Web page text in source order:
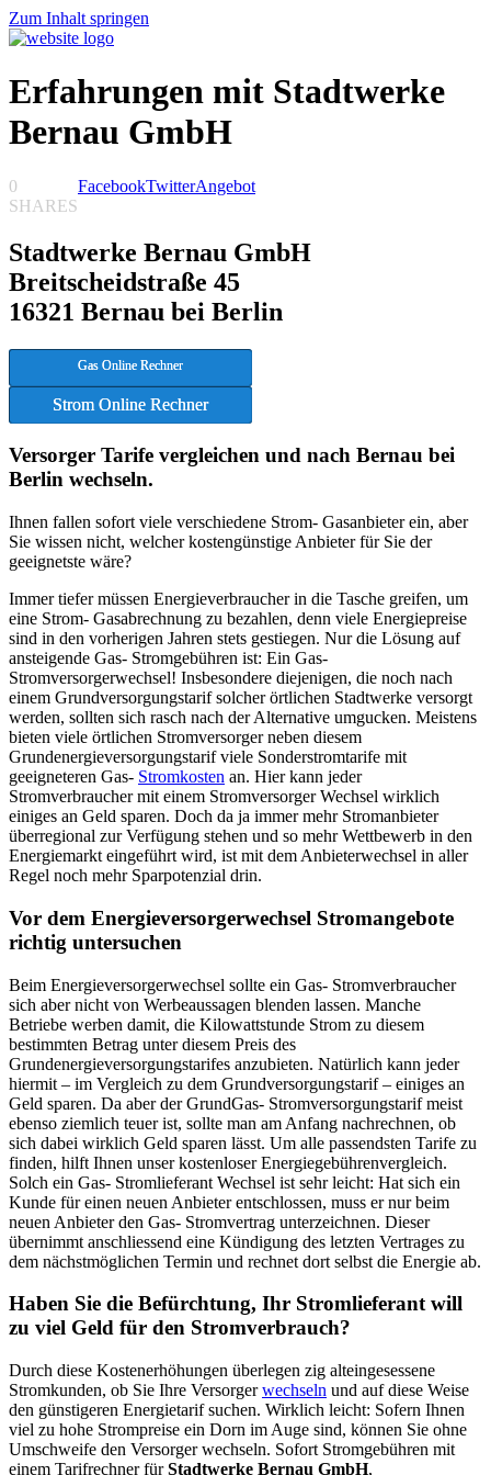
Zum Inhalt springen
Erfahrungen mit Stadtwerke
Bernau GmbH
0
SHARES
FacebookTwitterAngebot
Stadtwerke Bernau GmbH
Breitscheidstraße 45
16321 Bernau bei Berlin
Gas Online Rechner
Strom Online Rechner
Versorger Tarife vergleichen und nach Bernau bei
Berlin wechseln.
Ihnen fallen sofort viele verschiedene Strom- Gasanbieter ein, aber
Sie wissen nicht, welcher kostengünstige Anbieter für Sie der
geeignetste wäre?
Immer tiefer müssen Energieverbraucher in die Tasche greifen, um
eine Strom- Gasabrechnung zu bezahlen, denn viele Energiepreise
sind in den vorherigen Jahren stets gestiegen. Nur die Lösung auf
ansteigende Gas- Stromgebühren ist: Ein Gas-
Stromversorgerwechsel! Insbesondere diejenigen, die noch nach
einem Grundversorgungstarif solcher örtlichen Stadtwerke versorgt
werden, sollten sich rasch nach der Alternative umgucken. Meistens
bieten viele örtlichen Stromversorger neben diesem
Grundenergieversorgungstarif viele Sonderstromtarife mit
geeigneteren Gas- Stromkosten an. Hier kann jeder
Stromverbraucher mit einem Stromversorger Wechsel wirklich
einiges an Geld sparen. Doch da ja immer mehr Stromanbieter
überregional zur Verfügung stehen und so mehr Wettbewerb in den
Energiemarkt eingeführt wird, ist mit dem Anbieterwechsel in aller
Regel noch mehr Sparpotenzial drin.
Vor dem Energieversorgerwechsel Stromangebote
richtig untersuchen
Beim Energieversorgerwechsel sollte ein Gas- Stromverbraucher
sich aber nicht von Werbeaussagen blenden lassen. Manche
Betriebe werben damit, die Kilowattstunde Strom zu diesem
bestimmten Betrag unter diesem Preis des
Grundenergieversorgungstarifes anzubieten. Natürlich kann jeder
hiermit – im Vergleich zu dem Grundversorgungstarif – einiges an
Geld sparen. Da aber der GrundGas- Stromversorgungstarif meist
ebenso ziemlich teuer ist, sollte man am Anfang nachrechnen, ob
sich dabei wirklich Geld sparen lässt. Um alle passendsten Tarife zu
finden, hilft Ihnen unser kostenloser Energiegebührenvergleich.
Solch ein Gas- Stromlieferant Wechsel ist sehr leicht: Hat sich ein
Kunde für einen neuen Anbieter entschlossen, muss er nur beim
neuen Anbieter den Gas- Stromvertrag unterzeichnen. Dieser
übernimmt anschliessend eine Kündigung des letzten Vertrages zu
dem nächstmöglichen Termin und rechnet dort selbst die Energie ab.
Haben Sie die Befürchtung, Ihr Stromlieferant will
zu viel Geld für den Stromverbrauch?
Durch diese Kostenerhöhungen überlegen zig alteingesessene
Stromkunden, ob Sie Ihre Versorgerwechseln und auf diese Weise
den günstigeren Energietarif suchen. Wirklich leicht: Sofern Ihnen
viel zu hohe Strompreise ein Dorn im Auge sind, können Sie ohne
Umschweife den Versorger wechseln. Sofort Stromgebühren mit
einem Tarifrechner fürStadtwerke Bernau GmbH,